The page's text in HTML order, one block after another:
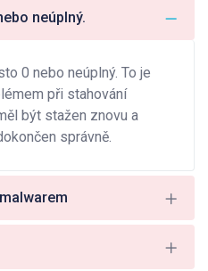
neúplný.
0 nebo neúplný. To je
při stahování
být stažen znovu a
správně.